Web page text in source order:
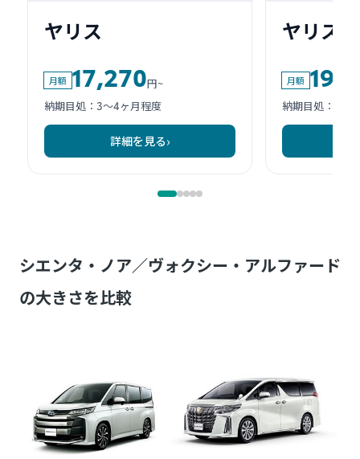
シエンタ・ノア／ヴォクシー・アルファード
の大きさを比較